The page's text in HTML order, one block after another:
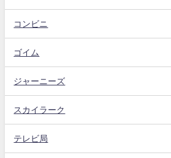
コンビニ
ゴイム
ジャーニーズ
スカイラーク
テレビ局